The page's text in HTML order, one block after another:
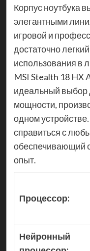
Корпус ноутбука
элегантными
игровой и
достаточно
использования в
MSI Stealth 18 HX
идеальный выбор
мощности,
одном
справиться с
обеспечивающий
опыт.
Процессор:
Нейронный